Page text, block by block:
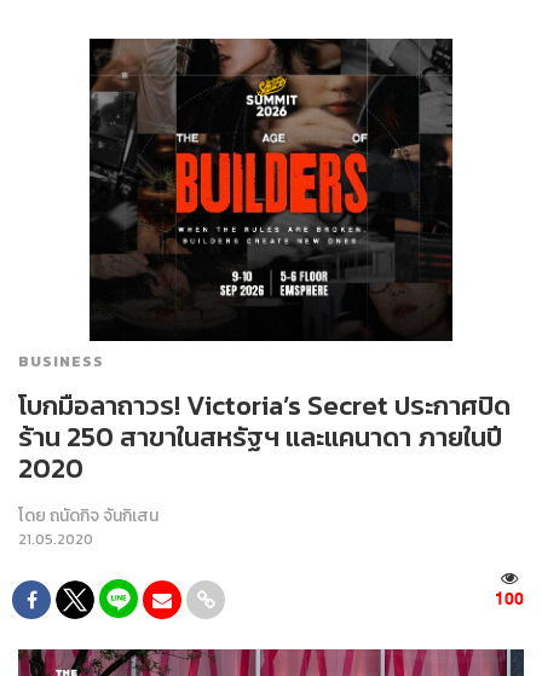
BUSINESS
โบกมือลาถาวร! Victoria’s Secret ประกาศปิด
ร้าน 250 สาขาในสหรัฐฯ และแคนาดา ภายในปี
2020
โดยถนัดกิจ จันกิเสน
21.05.2020
100